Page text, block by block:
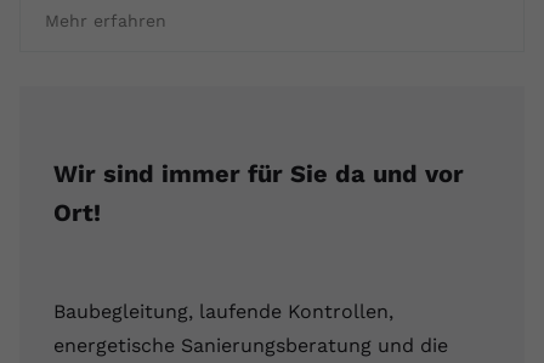
Mehr erfahren
Wir sind immer für Sie da und vor
Ort!
Baubegleitung, laufende Kontrollen,
energetische Sanierungsberatung und die
Anbieter
Zweck
Daten darüber zu speichern, welche
Name yt-remote-connected-devices
Anbieter Youtube.com